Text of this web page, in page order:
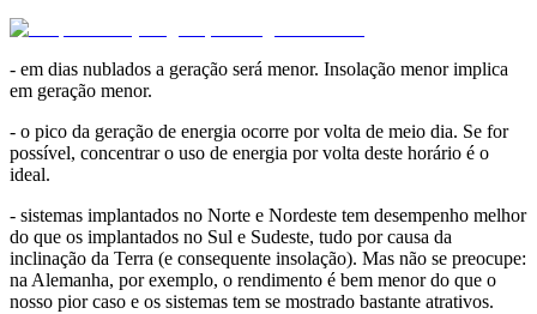
- em dias nublados a geração será menor. Insolação menor implica
em geração menor.
- o pico da geração de energia ocorre por volta de meio dia. Se for
possível, concentrar o uso de energia por volta deste horário é o
ideal.
- sistemas implantados no Norte e Nordeste tem desempenho melhor
do que os implantados no Sul e Sudeste, tudo por causa da
inclinação da Terra (e consequente insolação). Mas não se preocupe:
na Alemanha, por exemplo, o rendimento é bem menor do que o
nosso pior caso e os sistemas tem se mostrado bastante atrativos.